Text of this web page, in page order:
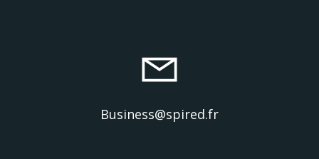
Business@spired.fr